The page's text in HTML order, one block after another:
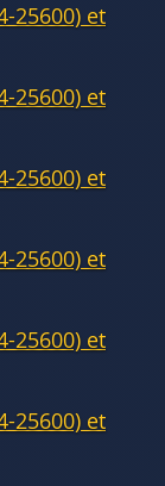
25600) et
25600) et
25600) et
25600) et
25600) et
25600) et